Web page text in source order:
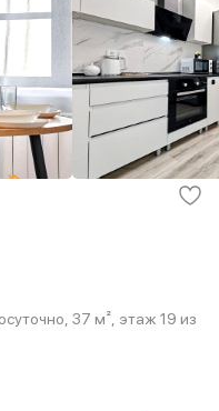
37 м², этаж 19 из